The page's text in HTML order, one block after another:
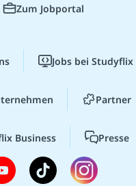
Zum Jobportal
Jobs bei Studyflix
Partner
Business Presse